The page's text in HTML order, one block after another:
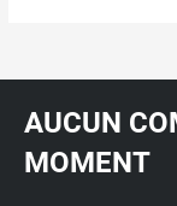
AUCUN
MOMENT